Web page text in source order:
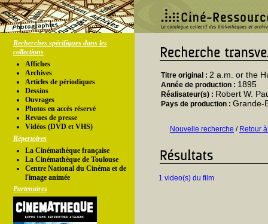
Recherches spécifiques dans les
collections
Affiches
Archives
Articles de périodiques
Dessins
Ouvrages
Photos en accés réservé
Revues de presse
Vidéos (DVD et VHS)
Répertoires
La Cinémathèque française
La Cinémathèque de Toulouse
Centre National du Cinéma et de
l'image animée
Partenaires
Titre original : 2 a.m. or the
Année de production : 1895
Réalisateur(s) : Robert W.
Pays de production : Grande-
Nouvelle recherche / Retour
1 video(s) du film